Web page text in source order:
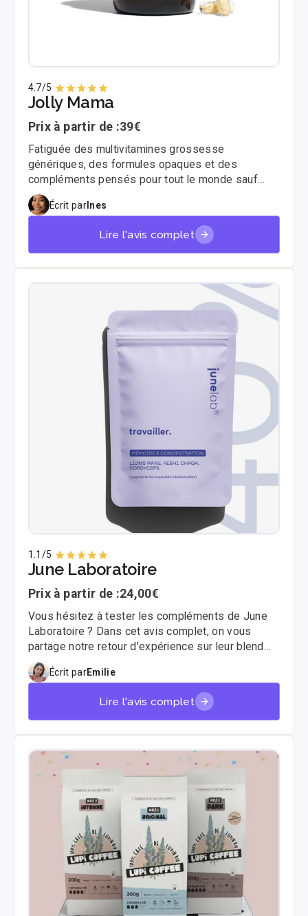
4.7/5
Jolly Mama
Prix à partir de :39€
Fatiguée des multivitamines grossesse
génériques, des formules opaques et des
compléments pensés pour tout le monde sauf
pour vous ? Jolly Mama a été créée pour combler
ce vide. Deux mères, une ambition : des produits
formulés avec rigueur pour chaque étape de la
maternité. Voici mon test complet, sans filtre.
Écrit parInes
Lire l'avis complet
1.1 /5
June Laboratoire
Prix à partir de :24,00€
Vous hésitez à tester les compléments de June
Laboratoire ? Dans cet avis complet, on vous
partage notre retour d’expérience sur leur blend
“Travailler”, un concentré de champignons
fonctionnels pensé pour la concentration et la
Écrit parEmilie
Lire l'avis complet